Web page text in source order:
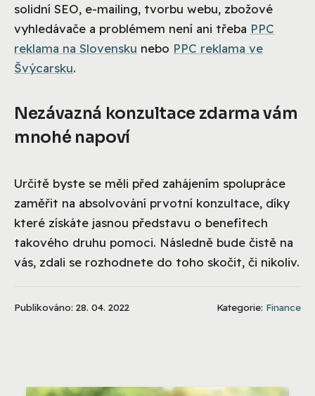
solidní SEO, e-mailing, tvorbu webu, zbožové
vyhledávače a problémem není ani třeba PPC
reklama na Slovensku nebo PPC reklama ve
Švýcarsku.
Nezávazná konzultace zdarma vám
mnohé napoví
Určitě byste se měli před zahájením spolupráce
zaměřit na absolvování prvotní konzultace, díky
které získáte jasnou představu o benefitech
takového druhu pomoci. Následně bude čistě na
vás, zdali se rozhodnete do toho skočit, či nikoliv.
Publikováno: 28. 04. 2022 Kategorie: Finance